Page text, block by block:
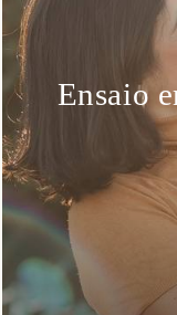
Ensaio